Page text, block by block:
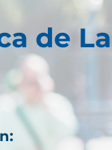
de La